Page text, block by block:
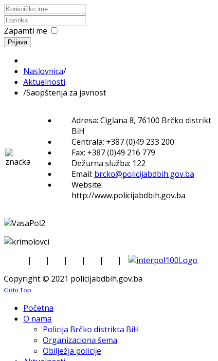
Zapamti me
Prijava
Naslovnica/
Aktuelnosti
/Saopštenja za javnost
Adresa: Ciglana 8, 76100 Brčko distrikt
BiH
Centrala: +387 (0)49 233 200
Fax: +387 (0)49 216 779
Dežurna služba: 122
Email: brcko@policijabdbih.gov.ba
Website:
http://www.policijabdbih.gov.ba
| | | | |
|
Copyright © 2021 policijabdbih.gov.ba
Goto Top
Početna
O nama
Policija Brčko distrikta BiH
Organizaciona šema
Obilježja policije